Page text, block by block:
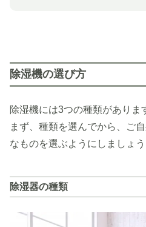
除湿機の選び方
除湿機には3つの種類がありま
まず、種類を選んでから、ご
なものを選ぶようにしましょう
除湿器の種類